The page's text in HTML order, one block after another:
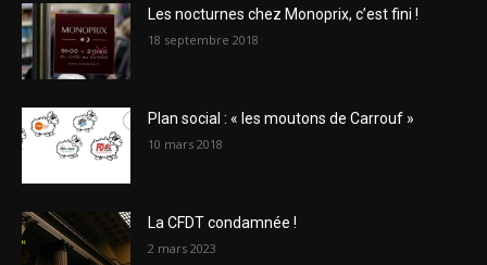
Les nocturnes chez Monoprix, c’est fini !
18 septembre 2018
Plan social : « les moutons de Carrouf »
10 mars 2018
La CFDT condamnée !
2 mars 2023